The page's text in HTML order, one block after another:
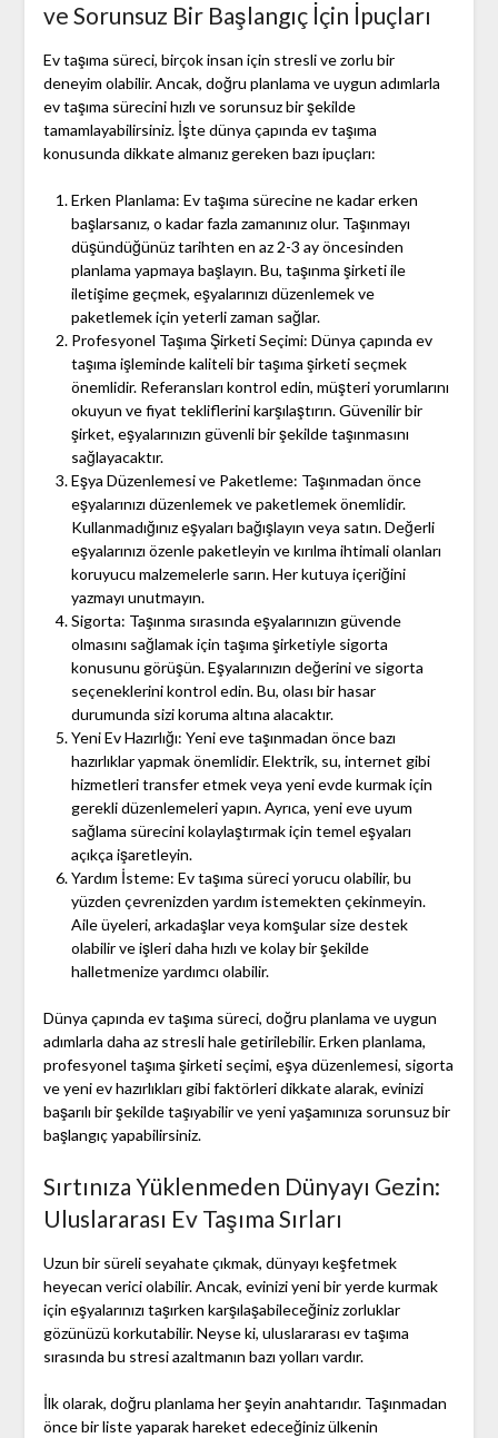
ve Sorunsuz Bir Başlangıç İçin İpuçları
Ev taşıma süreci, birçok insan için stresli ve zorlu bir
deneyim olabilir. Ancak, doğru planlama ve uygun adımlarla
ev taşıma sürecini hızlı ve sorunsuz bir şekilde
tamamlayabilirsiniz. İşte dünya çapında ev taşıma
konusunda dikkate almanız gereken bazı ipuçları:
Erken Planlama: Ev taşıma sürecine ne kadar erken
başlarsanız, o kadar fazla zamanınız olur. Taşınmayı
düşündüğünüz tarihten en az 2-3 ay öncesinden
planlama yapmaya başlayın. Bu, taşınma şirketi ile
iletişime geçmek, eşyalarınızı düzenlemek ve
paketlemek için yeterli zaman sağlar.
Profesyonel Taşıma Şirketi Seçimi: Dünya çapında ev
taşıma işleminde kaliteli bir taşıma şirketi seçmek
önemlidir. Referansları kontrol edin, müşteri yorumlarını
okuyun ve fiyat tekliflerini karşılaştırın. Güvenilir bir
şirket, eşyalarınızın güvenli bir şekilde taşınmasını
sağlayacaktır.
Eşya Düzenlemesi ve Paketleme: Taşınmadan önce
eşyalarınızı düzenlemek ve paketlemek önemlidir.
Kullanmadığınız eşyaları bağışlayın veya satın. Değerli
eşyalarınızı özenle paketleyin ve kırılma ihtimali olanları
koruyucu malzemelerle sarın. Her kutuya içeriğini
yazmayı unutmayın.
Sigorta: Taşınma sırasında eşyalarınızın güvende
olmasını sağlamak için taşıma şirketiyle sigorta
konusunu görüşün. Eşyalarınızın değerini ve sigorta
seçeneklerini kontrol edin. Bu, olası bir hasar
durumunda sizi koruma altına alacaktır.
Yeni Ev Hazırlığı: Yeni eve taşınmadan önce bazı
hazırlıklar yapmak önemlidir. Elektrik, su, internet gibi
hizmetleri transfer etmek veya yeni evde kurmak için
gerekli düzenlemeleri yapın. Ayrıca, yeni eve uyum
sağlama sürecini kolaylaştırmak için temel eşyaları
açıkça işaretleyin.
Yardım İsteme: Ev taşıma süreci yorucu olabilir, bu
yüzden çevrenizden yardım istemekten çekinmeyin.
Aile üyeleri, arkadaşlar veya komşular size destek
olabilir ve işleri daha hızlı ve kolay bir şekilde
halletmenize yardımcı olabilir.
Dünya çapında ev taşıma süreci, doğru planlama ve uygun
adımlarla daha az stresli hale getirilebilir. Erken planlama,
profesyonel taşıma şirketi seçimi, eşya düzenlemesi, sigorta
ve yeni ev hazırlıkları gibi faktörleri dikkate alarak, evinizi
başarılı bir şekilde taşıyabilir ve yeni yaşamınıza sorunsuz bir
başlangıç yapabilirsiniz.
Sırtınıza Yüklenmeden Dünyayı Gezin:
Uluslararası Ev Taşıma Sırları
Uzun bir süreli seyahate çıkmak, dünyayı keşfetmek
heyecan verici olabilir. Ancak, evinizi yeni bir yerde kurmak
için eşyalarınızı taşırken karşılaşabileceğiniz zorluklar
gözünüzü korkutabilir. Neyse ki, uluslararası ev taşıma
sırasında bu stresi azaltmanın bazı yolları vardır.
İlk olarak, doğru planlama her şeyin anahtarıdır. Taşınmadan
önce bir liste yaparak hareket edeceğiniz ülkenin